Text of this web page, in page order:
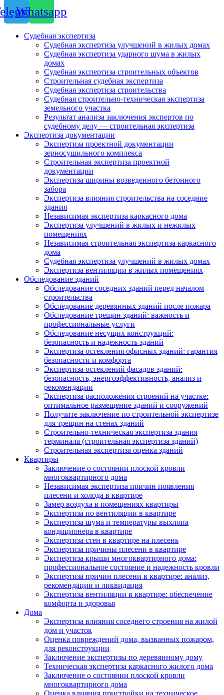
Whatsapp
Судебная экспертиза
Судебная экспертиза улучшений в жилых домах
Судебная экспертиза ударного шума в жилых
домах
Судебная экспертиза строительных объектов
Строительная судебная экспертиза
Судебная экспертиза строительства
Судебная строительно-техническая экспертиза
земельного участка
Результат анализа заключения экспертов по
судебному делу — строительная экспертиза
Экспертиза документации
Экспертиза проектной документации
зерносушильного комплекса
Строительная экспертиза проектной
документации
Экспертиза ширины возведенного бетонного
забора
Экспертиза влияния строительства на соседние
здания
Независимая экспертиза каркасного дома
Экспертиза улучшений в жилых и нежилых
помещениях
Независимая строительная экспертиза каркасного
дома
Судебная экспертиза улучшений в жилых домах
Экспертиза вентиляции в жилых помещениях
Обследование зданий
Обследование соседних зданий перед началом
строительства
Обследование деревянных зданий после пожара
Обследование трещин зданий: важность и
профессиональные услуги
Обследование несущих конструкций:
безопасность и надежность зданий
Экспертиза остекления офисных зданий: гарантия
безопасности и комфорта
Экспертиза остеклений фасадов зданий:
безопасность, энергоэффективность, анализ и
рекомендации
Экспертиза расположения строений на участке:
оптимальное размещение зданий и сооружений
Получите заключение по строительной экспертизе
для трещин на стенах зданий
Строительно-техническая экспертиза здания
терминала (строительная экспертиза зданий)
Строительная экспертиза оценка зданий
Квартиры
Заключение о состоянии плоской кровли
многоквартирного дома
Независимая экспертиза причин появления
плесени и холода в квартире
Замер воздуха в помещениях квартиры
Экспертиза по вентиляции в квартире
Экспертиза шума и температуры выхлопа
кондиционера в квартире
Экспертиза стен в квартире на плесень
Экспертиза причины плесени в квартире
Экспертиза крыши многоквартирного дома:
профессиональное состояние и надежность кровли
Экспертиза причин плесени в квартире: анализ,
рекомендации и ликвидация
Экспертиза вентиляции в квартире: обеспечение
комфорта и здоровья
Дома
Экспертиза влияния соседнего строения на жилой
дом и участок
Оценка повреждений дома, вызванных пожаром,
для реконструкции
Заключение экспертизы по деревянному дому
Техническая экспертиза каркасного жилого дома
Заключение о состоянии плоской кровли
многоквартирного дома
Оценка влияния пристройки на техническое